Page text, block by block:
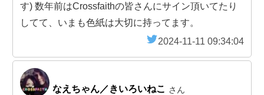
す) 数年前はCrossfaithの皆さんにサイン頂いてたり
してて、いまも色紙は大切に持ってます。
2024-11-11 09:34:04
なえちゃん／きいろいねこ さん